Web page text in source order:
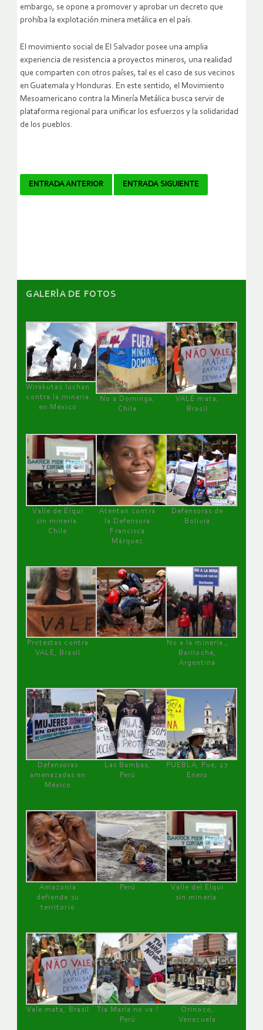
embargo, se opone a promover y aprobar un decreto que
prohíba la explotación minera metálica en el país.
El movimiento social de El Salvador posee una amplia
experiencia de resistencia a proyectos mineros, una realidad
que comparten con otros países, tal es el caso de sus vecinos
en Guatemala y Honduras. En este sentido, el Movimiento
Mesoamericano contra la Minería Metálica busca servir de
plataforma regional para unificar los esfuerzos y la solidaridad
de los pueblos.
Navegador
ENTRADA ANTERIOR ENTRADA SIGUIENTE
GALERÌA DE FOTOS
Wirakutas luchan
contra la minería
en México
No a Dominga,
Chile
VALE mata,
Brasil
Valle de Elqui
sin minería.
Chile
Atentan contra
la Defensora
Francisca
Márquez
Defensoras de
Bolivia
Protestas contra
VALE, Brasil
No a la minería ,
Bariloche,
Argentina
Defensoras
amenazadas en
México
Las Bambas,
Perú
PUEBLA, Pue, 27
Enero
Amazonía
defiende su
territorio
Perú
Valle del Elqui
sin minería.
Vale mata, Brasil
Tía María no va !
Perú
Orinoco,
Venezuela